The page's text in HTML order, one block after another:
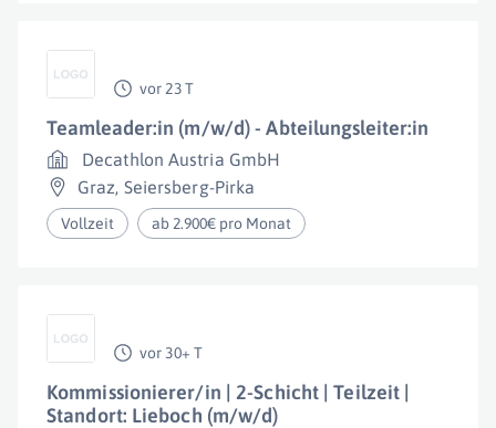
vor 23 T
Teamleader:in (m/w/d) - Abteilungsleiter:in
Decathlon Austria GmbH
Graz, Seiersberg-Pirka
Vollzeit ab 2.900€ pro Monat
vor 30+ T
Kommissionierer/in | 2-Schicht | Teilzeit |
Standort: Lieboch (m/w/d)